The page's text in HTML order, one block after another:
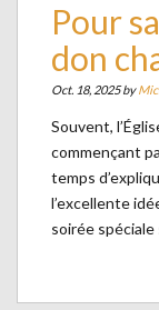
Pour
don
Oct. 18, 2025 by
Souvent,
commençant
temps
l’excellente
soirée